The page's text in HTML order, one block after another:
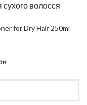
волосся
for Dry Hair 250ml